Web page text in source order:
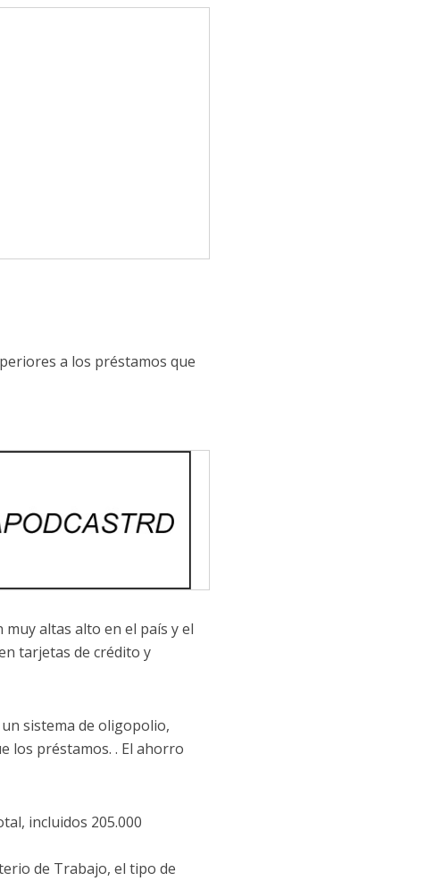
a los préstamos que
altas alto en el país y el
tarjetas de crédito y
sistema de oligopolio,
los préstamos. . El ahorro
incluidos 205.000
de Trabajo, el tipo de